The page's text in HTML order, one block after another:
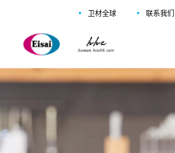
• 卫材全球 • 联系我们